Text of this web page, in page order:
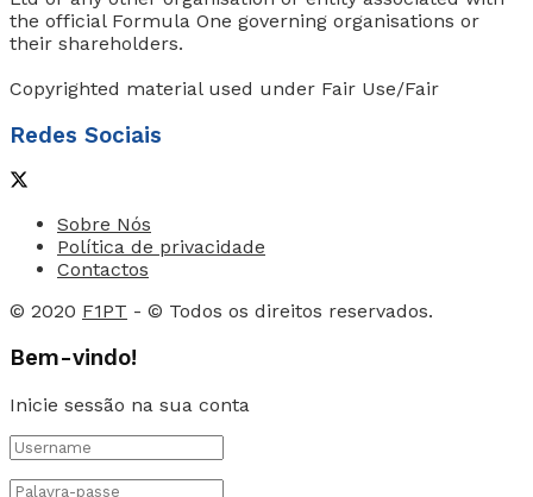
the official Formula One governing organisations or
their shareholders.
Copyrighted material used under Fair Use/Fair
Redes Sociais
Sobre Nós
Política de privacidade
Contactos
© 2020 F1PT - © Todos os direitos reservados.
Bem-vindo!
Inicie sessão na sua conta